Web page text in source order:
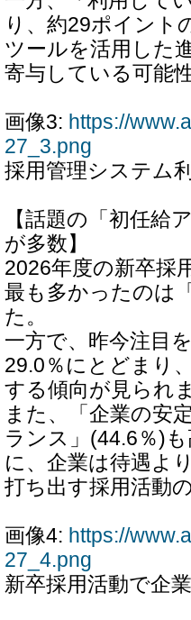
り、約29ポイント
ツールを活用した
寄与している可能
画像3: https://
27_3.png
採用管理システム
【話題の「初任給
が多数】
2026年度の新卒採
最も多かったのは
た。
一方で、昨今注目
29.0％にとどまり
する傾向が見られ
また、「企業の安
ランス」(44.6％)
に、企業は待遇よ
打ち出す採用活動
画像4: https://
27_4.png
新卒採用活動で企